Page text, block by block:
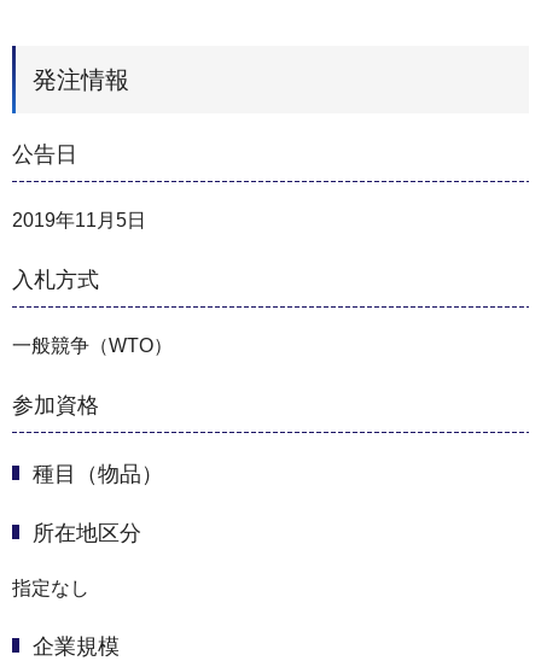
発注情報
公告日
2019年11月5日
入札方式
一般競争（WTO）
参加資格
種目（物品）
所在地区分
指定なし
企業規模